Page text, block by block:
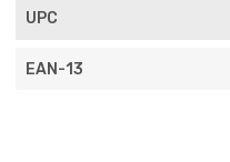
UPC
EAN-13